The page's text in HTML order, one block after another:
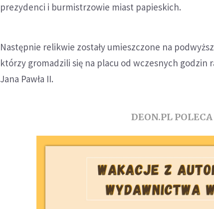
prezydenci i burmistrzowie miast papieskich.
Następnie relikwie zostały umieszczone na
którzy gromadzili się na placu od wczesnych godzin
Jana Pawła II.
DEON.PL POLECA